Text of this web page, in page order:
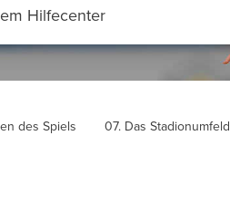
des Spiels 07. Das Stadionumfeld